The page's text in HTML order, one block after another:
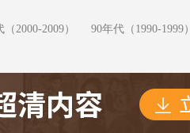
2000-2009）
90年代（1990-1999）